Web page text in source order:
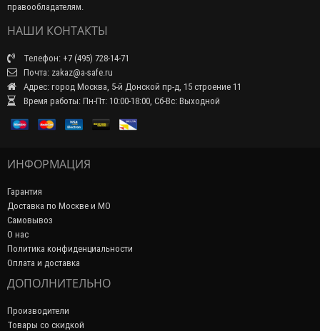
правообладателям.
НАШИ КОНТАКТЫ
Телефон: +7 (495) 728-14-71
Почта: zakaz@a-safe.ru
Адрес: город Москва, 5-й Донской пр-д, 15 строение 11
Время работы: Пн-Пт: 10:00-18:00, Сб-Вс: Выходной
ИНФОРМАЦИЯ
Гарантия
Доставка по Москве и МО
Самовывоз
О нас
Политика конфиденциальности
Оплата и доставка
ДОПОЛНИТЕЛЬНО
Производители
Товары со скидкой